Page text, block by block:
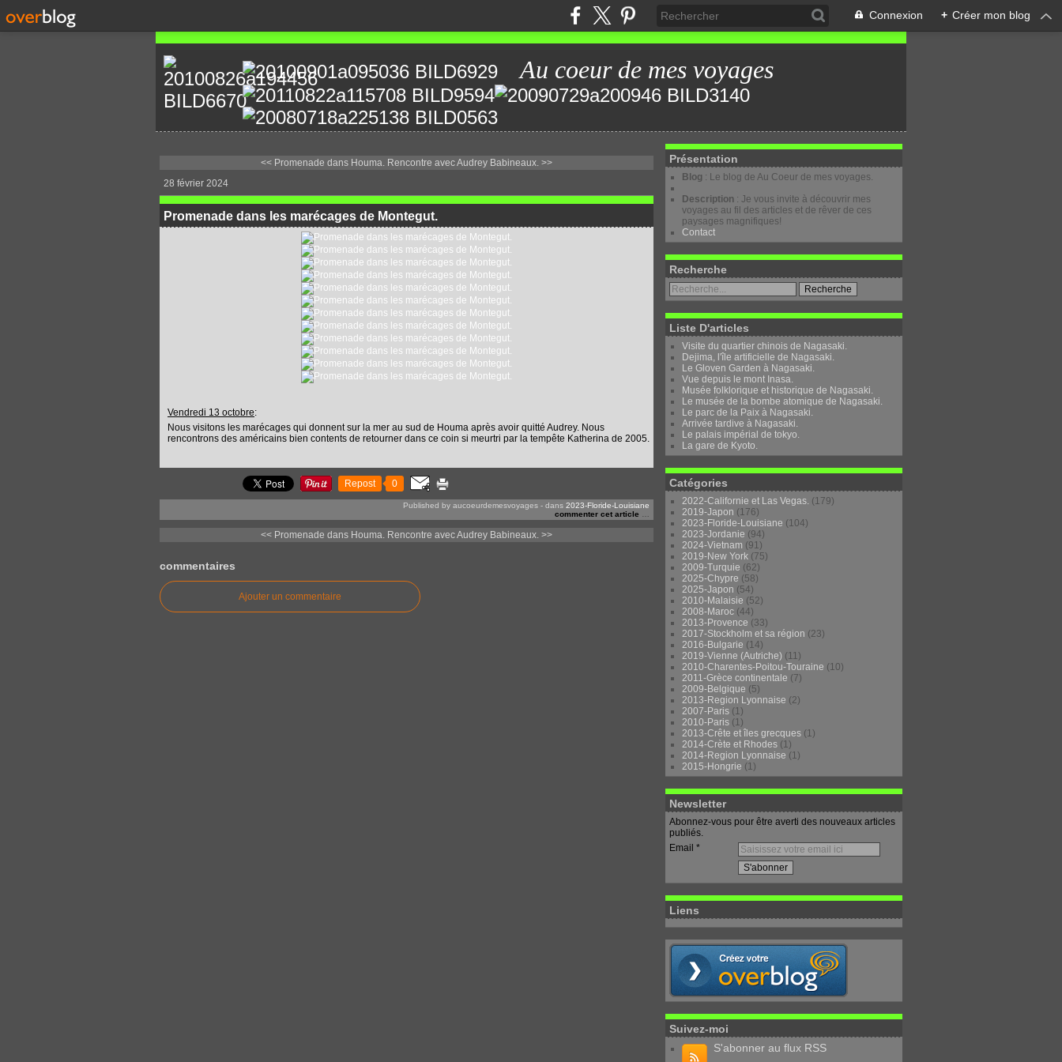
Connexion + Créer mon blog
Au coeur de mes voyages
<< Promenade dans Houma. Rencontre avec Audrey Babineaux. >>
28 février 2024
Promenade dans les marécages de Montegut.
Vendredi 13 octobre:
Nous visitons les marécages qui donnent sur la mer au sud de Houma après avoir quitté Audrey. Nous
rencontrons des américains bien contents de retourner dans ce coin si meurtri par la tempête Katherina de 2005.
Repost 0
Published by aucoeurdemesvoyages - dans 2023-Floride-Louisiane
commenter cet article
<< Promenade dans Houma. Rencontre avec Audrey Babineaux. >>
commentaires
Ajouter un commentaire
Présentation
Blog : Le blog de Au Coeur de mes voyages.
Description : Je vous invite à découvrir mes
voyages au fil des articles et de rêver de ces
paysages magnifiques!
Contact
Recherche
Liste D'articles
Visite du quartier chinois de Nagasaki.
Dejima, l'île artificielle de Nagasaki.
Le Gloven Garden à Nagasaki.
Vue depuis le mont Inasa.
Musée folklorique et historique de Nagasaki.
Le musée de la bombe atomique de Nagasaki.
Le parc de la Paix à Nagasaki.
Arrivée tardive à Nagasaki.
Le palais impérial de tokyo.
La gare de Kyoto.
Catégories
2022-Californie et Las Vegas. (179)
2019-Japon (176)
2023-Floride-Louisiane (104)
2023-Jordanie (94)
2024-Vietnam (91)
2019-New York (75)
2009-Turquie (62)
2025-Chypre (58)
2025-Japon (54)
2010-Malaisie (52)
2008-Maroc (44)
2013-Provence (33)
2017-Stockholm et sa région (23)
2016-Bulgarie (14)
2019-Vienne (Autriche) (11)
2010-Charentes-Poitou-Touraine (10)
2011-Grèce continentale (7)
2009-Belgique (5)
2013-Region Lyonnaise (2)
2007-Paris (1)
2010-Paris (1)
2013-Crête et îles grecques (1)
2014-Crète et Rhodes (1)
2014-Region Lyonnaise (1)
2015-Hongrie (1)
Newsletter
Abonnez-vous pour être averti des nouveaux articles
publiés.
Email
Liens
Suivez-moi
S'abonner au flux RSS